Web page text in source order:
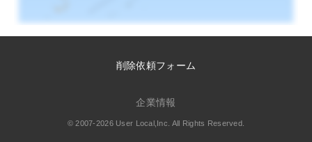
削除依頼フォーム
企業情報
© 2007-2026 User Local,Inc. All Rights Reserved.